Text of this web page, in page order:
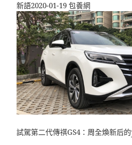
新語2020-01-19包養網
試駕第二代傳祺GS4：周全煥新后的